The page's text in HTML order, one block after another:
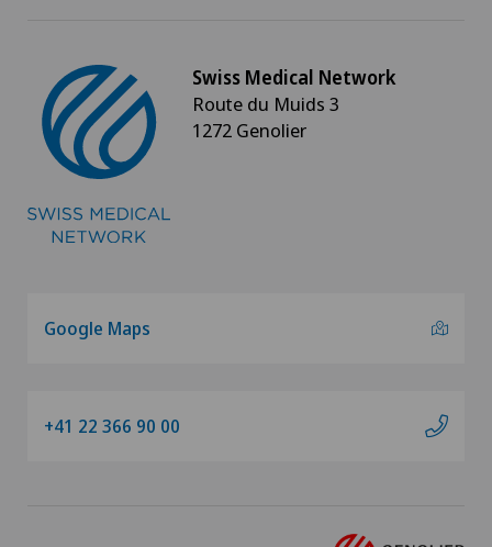
Swiss Medical Network
Route du Muids 3
1272 Genolier
Google Maps
+41 22 366 90 00